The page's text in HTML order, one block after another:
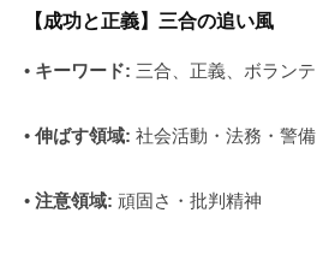
【成功と正義】三合の追い風
• キーワード: 三合、正義、ボラン
• 伸ばす領域: 社会活動・法務・警備
• 注意領域: 頑固さ・批判精神